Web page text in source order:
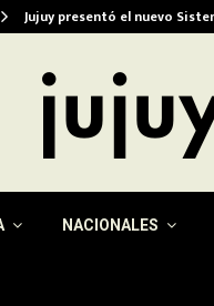
Jujuy presentó el nuevo
NACIONALES